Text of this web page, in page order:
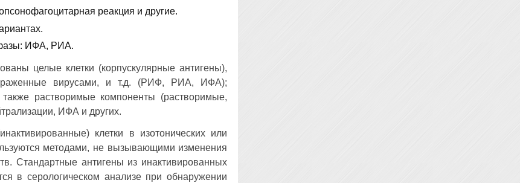
реакция и другие.
фазы: ИФА, РИА.
целые клетки (корпускулярные антигены),
вирусами, и т.д. (РИФ, РИА, ИФА);
растворимые компоненты (растворимые,
ИФА и других.
клетки в изотонических или
методами, не вызывающими изменения
Стандартные антигены из инактивированных
в серологическом анализе при обнаружении